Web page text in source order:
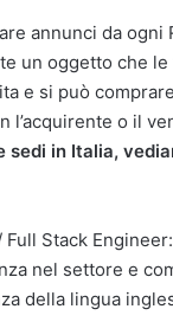
annunci da ogni
un oggetto che
e si può
l’acquirente o il
in Italia,
Stack
nel settore e
della lingua